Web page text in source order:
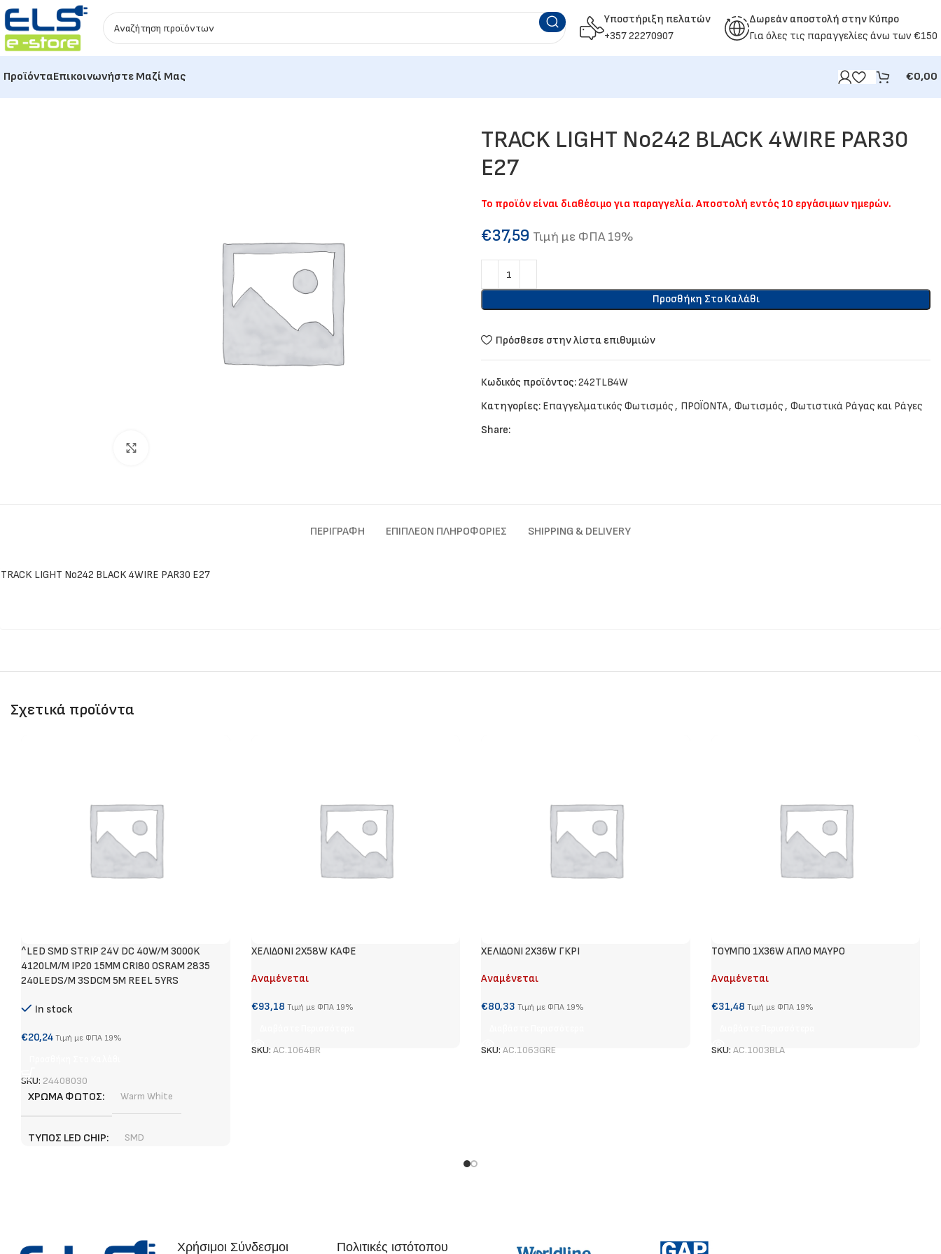
Υποστήριξη πελατών
+357 22270907
Δωρεάν αποστολή στην Κύπρο
Για όλες τις παραγγελίες άνω των €150
ΠροϊόνταΕπικοινωνήστε Μαζί Μας €0,00
TRACK LIGHT No242 BLACK 4WIRE PAR30
E27
Το προϊόν είναι διαθέσιμο για παραγγελία. Αποστολή εντός 10 εργάσιμων ημερών.
€37,59 Τιμή με ΦΠΑ 19%
Προσθήκη Στο Καλάθι
Πρόσθεσε στην λίστα επιθυμιών
Κωδικός προϊόντος:242TLB4W
Κατηγορίες: Επαγγελματικός Φωτισμός, ΠΡΟΪΟΝΤΑ, Φωτισμός, Φωτιστικά Ράγας και Ράγες
Share:
ΠΕΡΙΓΡΑΦΉ ΕΠΙΠΛΈΟΝ ΠΛΗΡΟΦΟΡΊΕΣ SHIPPING & DELIVERY
TRACK LIGHT No242 BLACK 4WIRE PAR30 E27
Σχετικά προϊόντα
^LED SMD STRIP 24V DC 40W/M 3000K
4120LM/M IP20 15MM CRI80 OSRAM 2835
240LEDS/M 3SDCM 5M REEL 5YRS
In stock
€20,24 Τιμή με ΦΠΑ 19%
SKU: 24408030
ΧΡΏΜΑ ΦΩΤΌΣ Warm White
ΤΎΠΟΣ LED CHIP SMD
ΧΕΛΙΔΟΝΙ 2X58W ΚΑΦΕ
Αναμένεται
€93,18 Τιμή με ΦΠΑ 19%
SKU: AC.1064BR
ΧΕΛΙΔΟΝΙ 2Χ36W ΓΚΡΙ
Αναμένεται
€80,33 Τιμή με ΦΠΑ 19%
SKU: AC.1063GRE
ΤΟΥΜΠΟ 1Χ36W ΑΠΛΟ ΜΑΥΡΟ
Αναμένεται
€31,48 Τιμή με ΦΠΑ 19%
SKU: AC.1003BLA
Χρήσιμοι Σύνδεσμοι Πολιτικές ιστότοπου